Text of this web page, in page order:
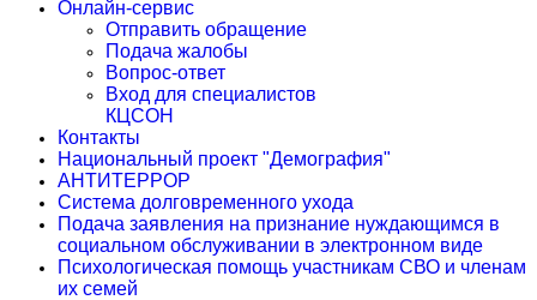
Онлайн-сервис
Отправить обращение
Подача жалобы
Вопрос-ответ
Вход для специалистов
КЦСОН
Контакты
Национальный проект "Демография"
АНТИТЕРРОР
Система долговременного ухода
Подача заявления на признание нуждающимся в
социальном обслуживании в электронном виде
Психологическая помощь участникам СВО и членам
их семей